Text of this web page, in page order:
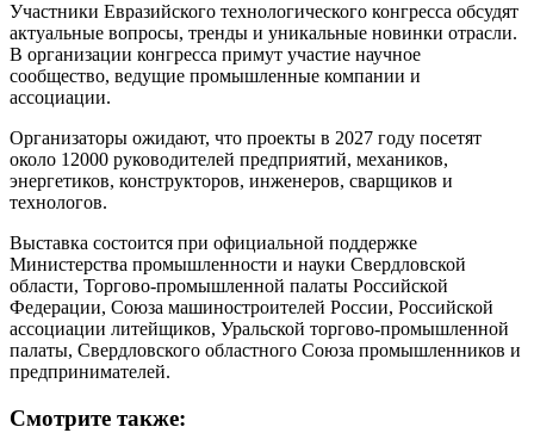
Участники Евразийского технологического конгресса обсудят
актуальные вопросы, тренды и уникальные новинки отрасли.
В организации конгресса примут участие научное
сообщество, ведущие промышленные компании и
ассоциации.
Организаторы ожидают, что проекты в 2027 году посетят
около 12000 руководителей предприятий, механиков,
энергетиков, конструкторов, инженеров, сварщиков и
технологов.
Выставка состоится при официальной поддержке
Министерства промышленности и науки Свердловской
области, Торгово-промышленной палаты Российской
Федерации, Союза машиностроителей России, Российской
ассоциации литейщиков, Уральской торгово-промышленной
палаты, Свердловского областного Союза промышленников и
предпринимателей.
Смотрите также: